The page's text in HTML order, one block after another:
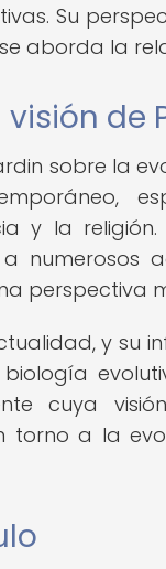
Su
aborda la
de
sobre la
y la
numerosos
perspectiva
y su
cuya
torno a la